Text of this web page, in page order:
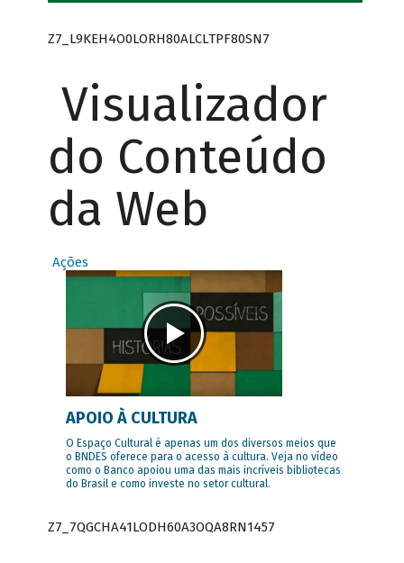
Z7_L9KEH4O0LORH80ALCLTPF80SN7
Visualizador
do Conteúdo
da Web
Ações
APOIO À CULTURA
O Espaço Cultural é apenas um dos diversos meios que
o BNDES oferece para o acesso à cultura. Veja no vídeo
como o Banco apoiou uma das mais incríveis bibliotecas
do Brasil e como investe no setor cultural.
Z7_7QGCHA41LODH60A3OQA8RN1457